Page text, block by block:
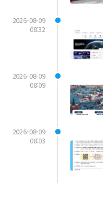
2026-08-09
08:32
2026-08-09
08:09
2026-08-09
08:03